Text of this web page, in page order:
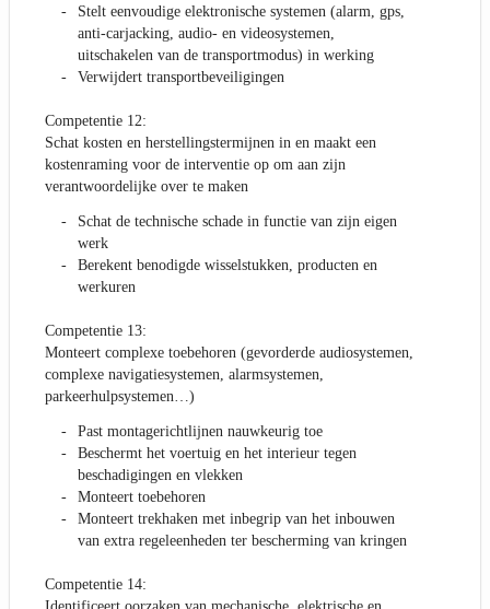
Stelt eenvoudige elektronische systemen (alarm, gps,
anti-carjacking, audio- en videosystemen,
uitschakelen van de transportmodus) in werking
Verwijdert transportbeveiligingen
Competentie 12:
Schat kosten en herstellingstermijnen in en maakt een
kostenraming voor de interventie op om aan zijn
verantwoordelijke over te maken
Schat de technische schade in functie van zijn eigen
werk
Berekent benodigde wisselstukken, producten en
werkuren
Competentie 13:
Monteert complexe toebehoren (gevorderde audiosystemen,
complexe navigatiesystemen, alarmsystemen,
parkeerhulpsystemen…)
Past montagerichtlijnen nauwkeurig toe
Beschermt het voertuig en het interieur tegen
beschadigingen en vlekken
Monteert toebehoren
Monteert trekhaken met inbegrip van het inbouwen
van extra regeleenheden ter bescherming van kringen
Competentie 14: